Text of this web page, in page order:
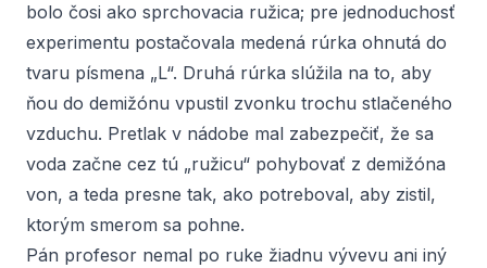
bolo čosi ako sprchovacia ružica; pre jednoduchosť
experimentu postačovala medená rúrka ohnutá do
tvaru písmena „L“. Druhá rúrka slúžila na to, aby
ňou do demižónu vpustil zvonku trochu stlačeného
vzduchu. Pretlak v nádobe mal zabezpečiť, že sa
voda začne cez tú „ružicu“ pohybovať z demižóna
von, a teda presne tak, ako potreboval, aby zistil,
ktorým smerom sa pohne.
Pán profesor nemal po ruke žiadnu vývevu ani iný